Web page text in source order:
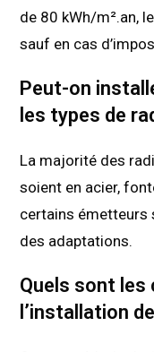
de 80 kWh/m².an,
sauf en cas
Peut-on
les types de
La majorité des
soient en acier,
certains émetteurs
des adaptations.
Quels sont
l’installation